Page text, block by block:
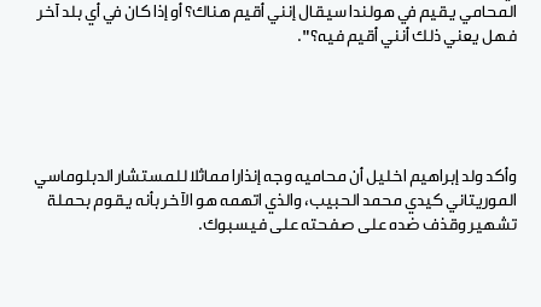
المحامي يقيم في هولندا سيقال إنني أقيم هناك؟ أو إذا كان في أي بلد آخر
فهل يعني ذلك أنني أقيم فيه؟".
وأكد ولد إبراهيم اخليل أن محاميه وجه إنذارا مماثلا للمستشار الدبلوماسي
الموريتاني كيدي محمد الحبيب، والذي اتهمه هو الآخر بأنه يقوم بحملة
تشهير وقذف ضده على صفحته على فيسبوك.